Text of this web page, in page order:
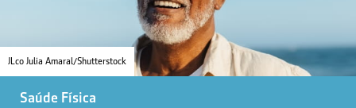
JLco Julia Amaral/Shutterstock
Saúde Física